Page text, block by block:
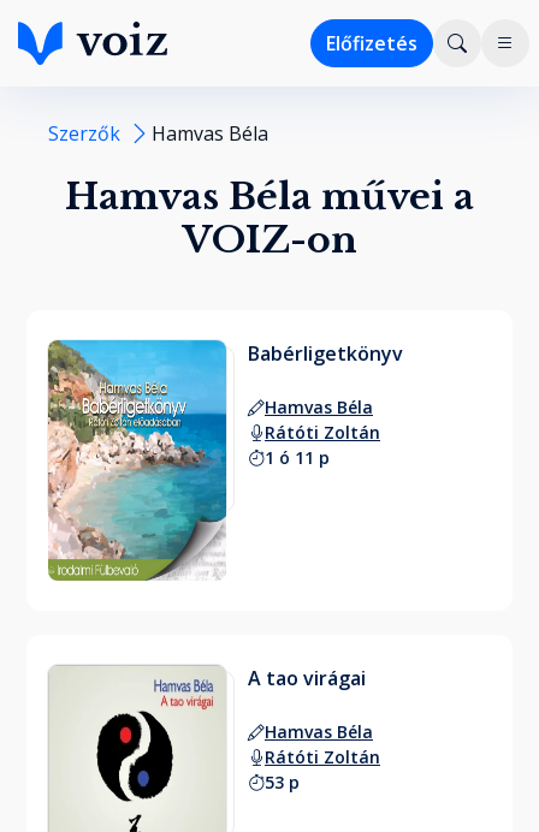
Előfizetés
Szerzők Hamvas Béla
Hamvas Béla művei a
VOIZ-on
Babérligetkönyv
Hamvas Béla
Rátóti Zoltán
1 ó 11 p
A tao virágai
Hamvas Béla
Rátóti Zoltán
53 p